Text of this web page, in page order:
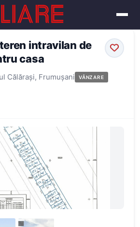
intravilan de
casa
Călărași, Frumușani VÂNZARE